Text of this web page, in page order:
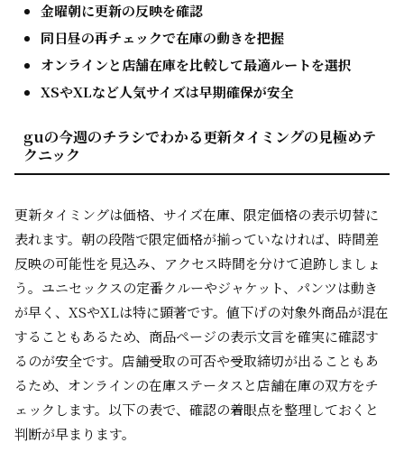
金曜朝に更新の反映を確認
同日昼の再チェックで在庫の動きを把握
オンラインと店舗在庫を比較して最適ルートを選択
XSやXLなど人気サイズは早期確保が安全
guの今週のチラシでわかる更新タイミングの見極めテ
クニック
更新タイミングは価格、サイズ在庫、限定価格の表示切替に
表れます。朝の段階で限定価格が揃っていなければ、時間差
反映の可能性を見込み、アクセス時間を分けて追跡しましょ
う。ユニセックスの定番クルーやジャケット、パンツは動き
が早く、XSやXLは特に顕著です。値下げの対象外商品が混在
することもあるため、商品ページの表示文言を確実に確認す
るのが安全です。店舗受取の可否や受取締切が出ることもあ
るため、オンラインの在庫ステータスと店舗在庫の双方をチ
ェックします。以下の表で、確認の着眼点を整理しておくと
判断が早まります。